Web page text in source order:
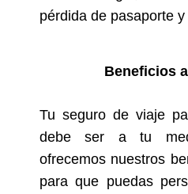
pérdida de pasaporte
Beneficios
Tu seguro de viaje
debe ser a tu
ofrecemos nuestros
para que puedas